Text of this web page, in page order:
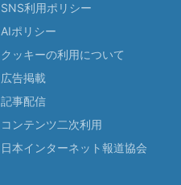
SNS利用ポリシー
AIポリシー
クッキーの利用について
広告掲載
記事配信
コンテンツ二次利用
日本インターネット報道協会